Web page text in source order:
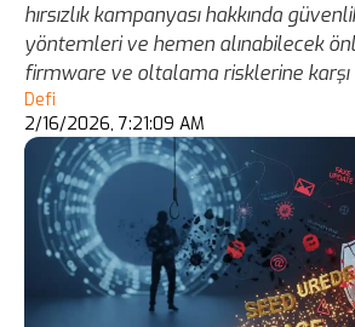
hırsızlık kampanyası hakkında
yöntemleri ve hemen alınabilecek
firmware ve oltalama risklerine karşı
Defi
2/16/2026, 7:21:09 AM